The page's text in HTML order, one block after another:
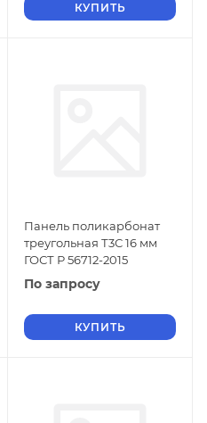
КУПИТЬ
Панель поликарбонат
треугольная Т3С 16 мм
ГОСТ Р 56712-2015
По запросу
КУПИТЬ